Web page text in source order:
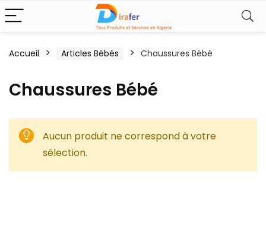
Accueil Articles Bébés Chaussures Bébé
Chaussures Bébé
Aucun produit ne correspond à votre
sélection.